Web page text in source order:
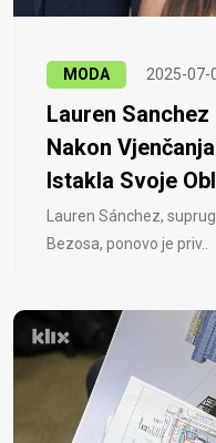
MODA 2025-07-
Lauren
Nakon
Istakla Svoje
Lauren Sánchez,
Bezosa, ponovo je priv..